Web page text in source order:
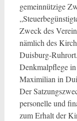
gemeinnützige
Zweck des
nämlich des
Duisburg-
Denkmalpflege
Maximilian in
Der
personelle und
zum Erhalt der